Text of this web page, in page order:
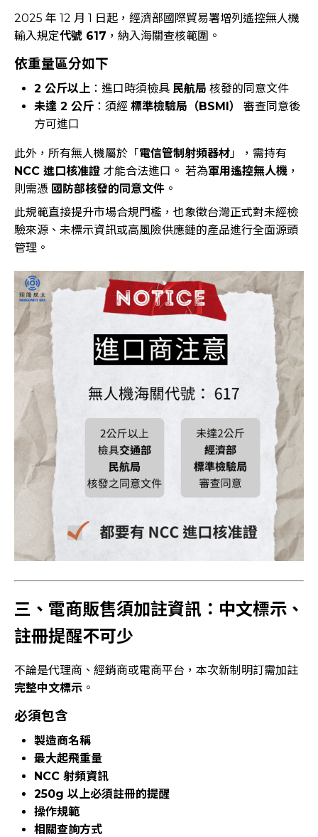
2025 年 12 月 1 日起，經濟部國際貿易署增列遙控無人機
輸入規定代號 617 ，納入海關查核範圍。
依重量區分如下
2 公斤以上 ：進口時須檢具 民航局 核發的同意文件
未達 2 公斤 ：須經 標準檢驗局（BSMI）
審查同意後
方可進口
此外，所有無人機屬於「電信管制射頻器材」，需持有
NCC 進口核准證 才能合法進口。 若為軍用遙控無人機 ，
則需憑 國防部核發的同意文件 。
此規範直接提升市場合規門檻，也象徵台灣正式對未經檢
驗來源、未標示資訊或高風險供應鏈的產品進行全面源頭
管理。
三、電商販售須加註資訊：中文標示、
註冊提醒不可少
不論是代理商、經銷商或電商平台，本次新制明訂需加註
完整中文標示 。
必須包含
製造商名稱
最大起飛重量
NCC 射頻資訊
250g 以上必須註冊的提醒
操作規範
相關查詢方式